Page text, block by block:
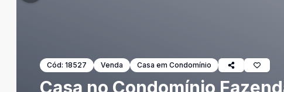
Cód: 18527 Venda Casa em Condomínio
Casa no Condomínio